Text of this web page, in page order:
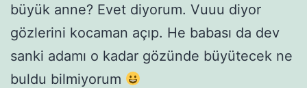
büyük anne? Evet diyorum. Vuuu diyor
gözlerini kocaman açıp. He babası da dev
sanki adamı o kadar gözünde büyütecek ne
buldu bilmiyorum